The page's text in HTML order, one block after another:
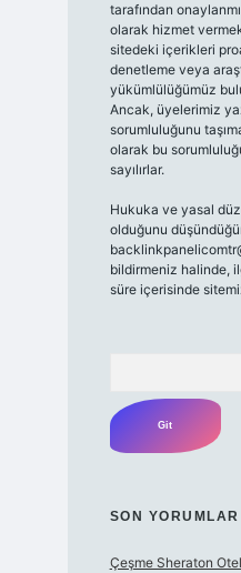
tarafından
olarak hizmet
sitedeki içerikleri
denetleme veya
yükümlülüğümüz
Ancak, üyelerimiz
sorumluluğunu
olarak bu
sayılırlar.
Hukuka ve yasal
olduğunu
bildirmeniz halinde,
süre içerisinde
SON YORUMLAR
Çeşme Sheraton